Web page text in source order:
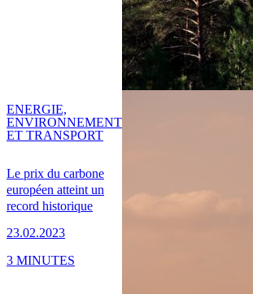
Le prix du carbone
européen atteint un
record historique
23.02.2023
ENERGIE,
ENVIRONNEMENT
ET TRANSPORT
3 MINUTES